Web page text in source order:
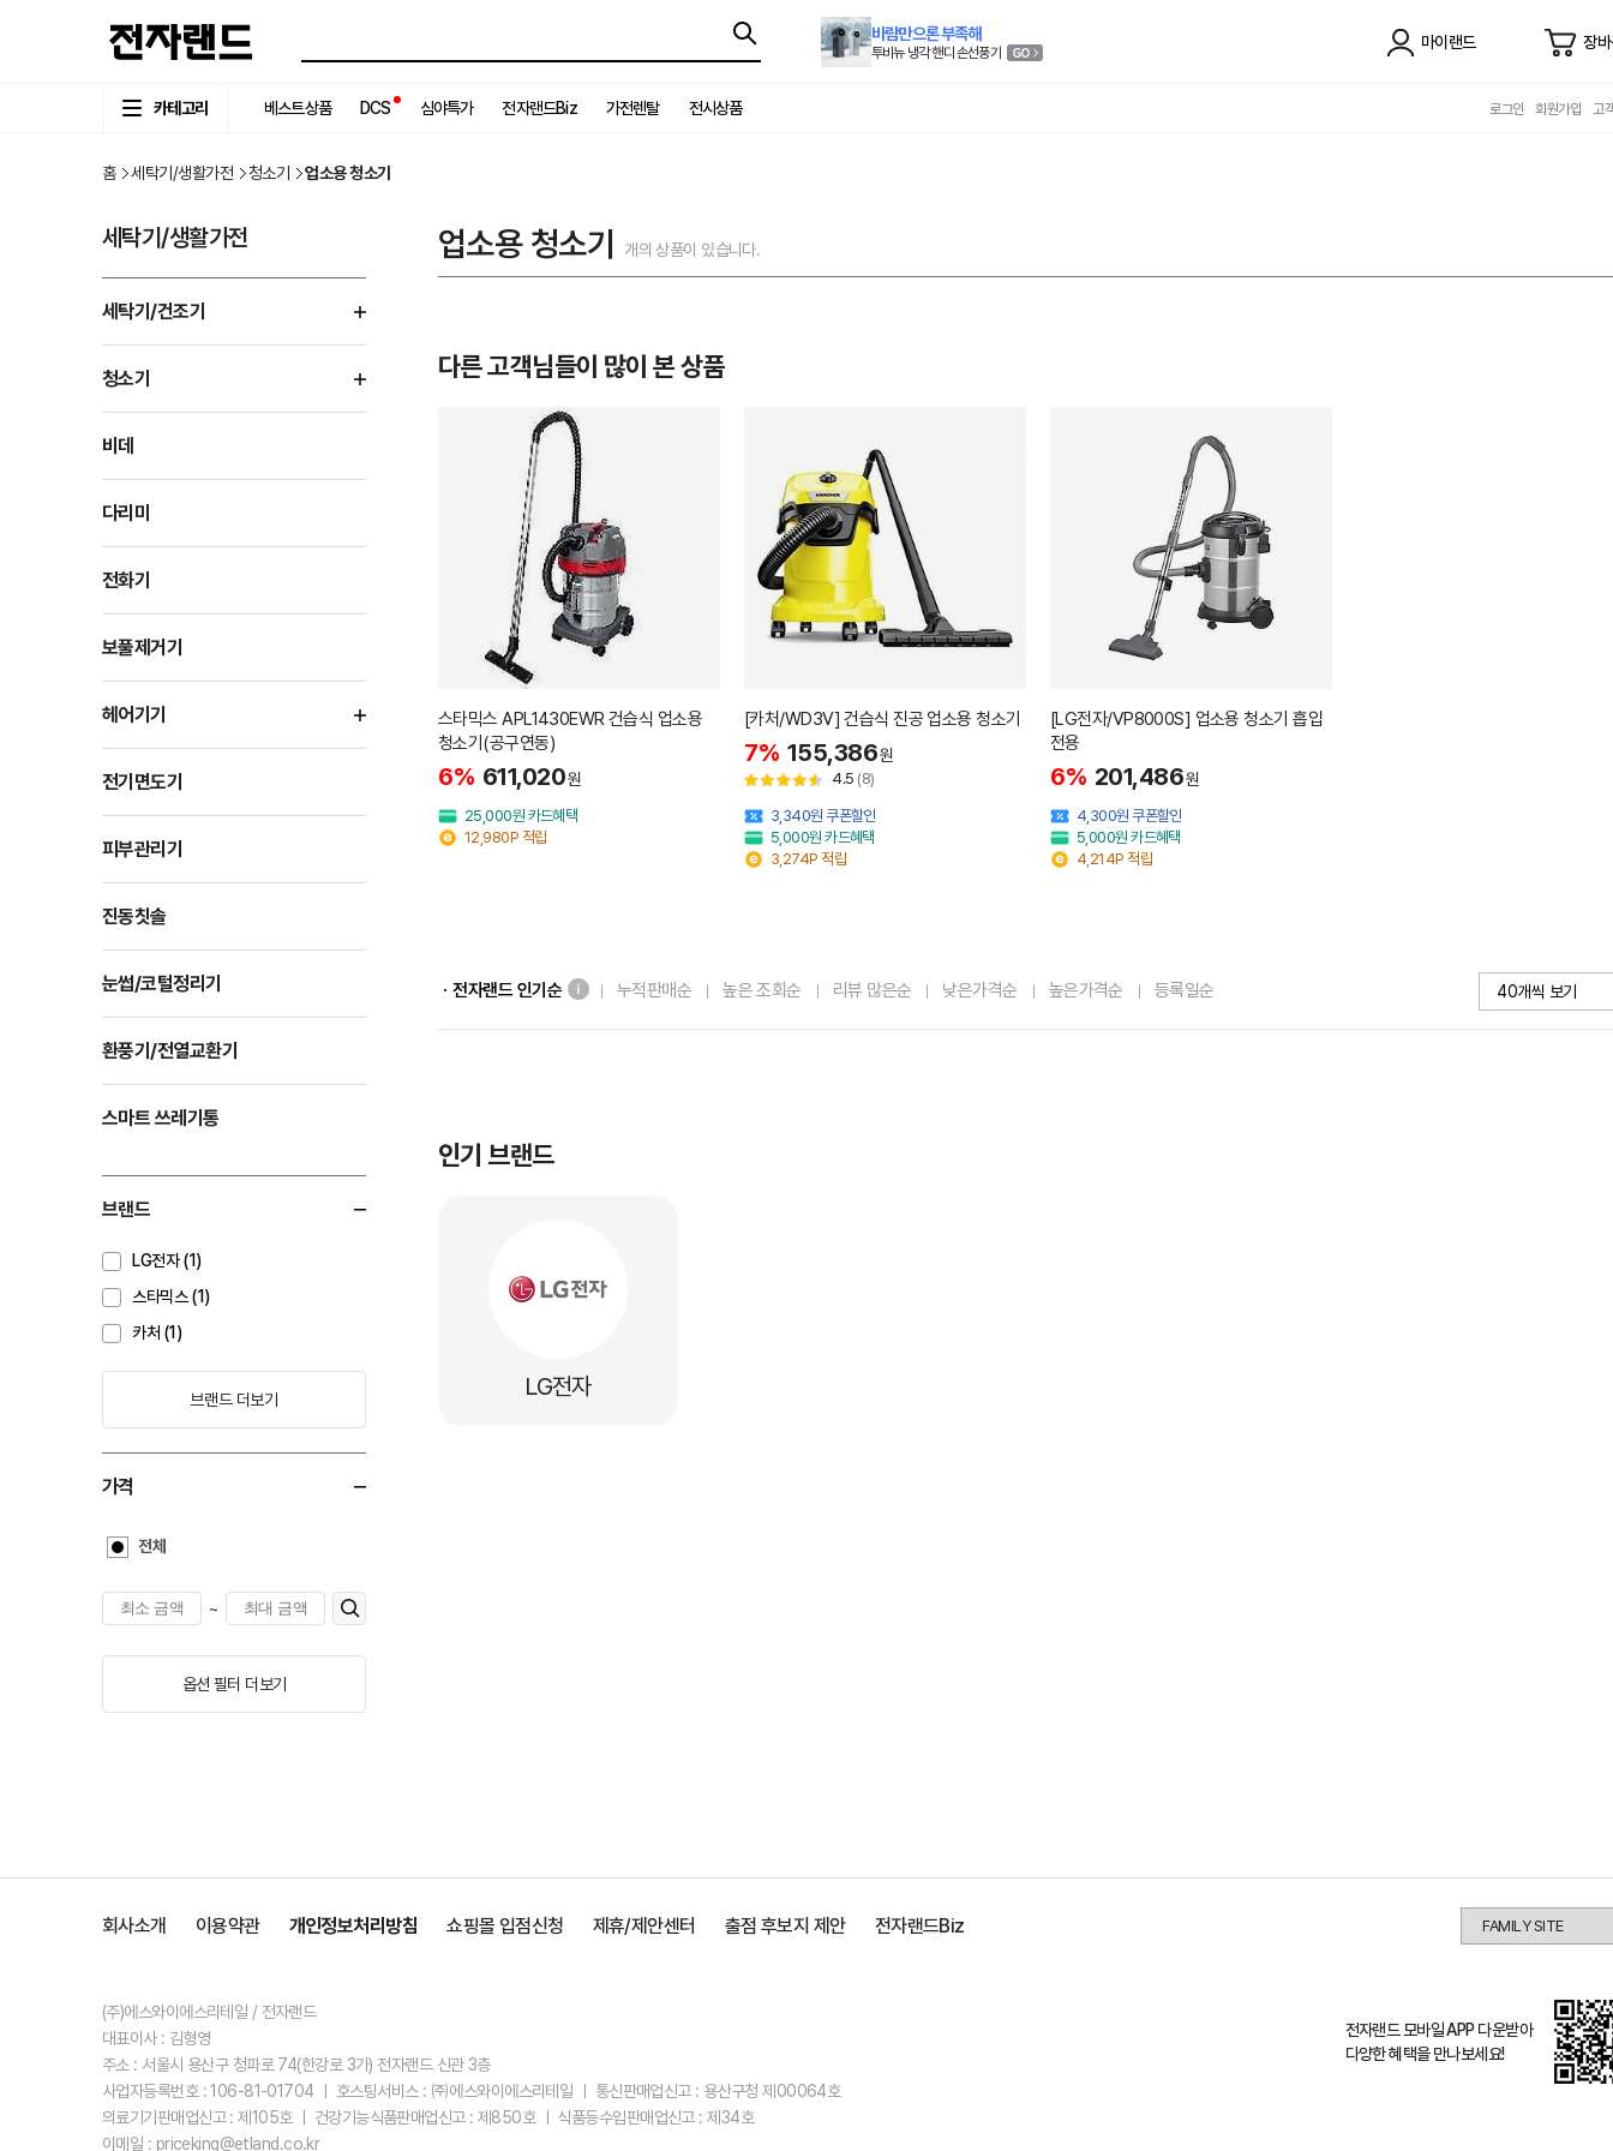
바람만으론 부족해
투비뉴 냉각 핸디 손선풍기
마이랜드 장
카테고리 베스트상품 DCS 심야특가 전자랜드Biz 가전렌탈 전시상품 로그인 회원가입 고
홈 세탁기/생활가전 청소기 업소용 청소기
세탁기/생활가전
세탁기/건조기
청소기
비데
다리미
전화기
보풀제거기
헤어기기
전기면도기
피부관리기
진동칫솔
눈썹/코털정리기
환풍기/전열교환기
스마트 쓰레기통
브랜드
LG전자 (1)
스타믹스 (1)
카처 (1)
브랜드 더보기
가격
전체
~
옵션 필터 더보기
업소용 청소기 개의 상품이 있습니다.
다른 고객님들이 많이 본 상품
스타믹스 APL1430EWR 건습식 업소용
청소기(공구연동)
6% 611,020원
25,000원 카드혜택
12,980P 적립
[카처/WD3V] 건습식 진공 업소용 청소기
7% 155,386원
4.5 (8)
3,340원 쿠폰할인
5,000원 카드혜택
3,274P 적립
[LG전자/VP8000S] 업소용 청소기 흡입
전용
6% 201,486원
4,300원 쿠폰할인
5,000원 카드혜택
4,214P 적립
ㆍ전자랜드 인기순 누적판매순 높은 조회순 리뷰 많은순 낮은가격순 높은가격순 등록일순
인기 브랜드
LG전자
회사소개 이용약관 개인정보처리방침 쇼핑몰 입점신청 제휴/제안센터 출점 후보지 제안 전자랜드Biz
(주)에스와이에스리테일 / 전자랜드
대표이사 : 김형영
주소 : 서울시 용산구 청파로 74(한강로 3가) 전자랜드 신관 3층
사업자등록번호 : 106-81-01704 ㅣ 호스팅서비스 : ㈜에스와이에스리테일 ㅣ 통신판매업신고 : 용산구청 제00064호
의료기기판매업신고 : 제105호 ㅣ 건강기능식품판매업신고 : 제850호 ㅣ 식품등수입판매업신고 : 제34호
이메일 : priceking@etland.co.kr
전자랜드 모바일 APP 다운받아
다양한 혜택을 만나보세요!